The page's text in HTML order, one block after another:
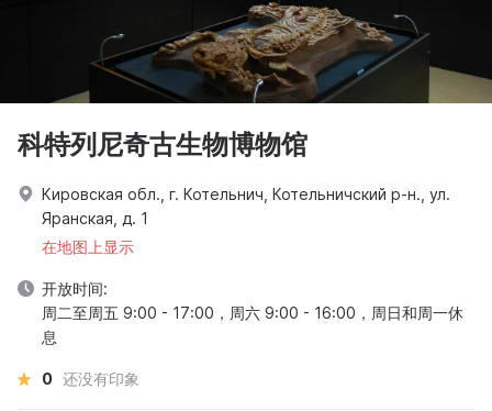
科特列尼奇古生物博物馆
Кировская обл., г. Котельнич, Котельничский р-н., ул.
Яранская, д. 1
在地图上显示
开放时间:
周二至周五 9:00 - 17:00，周六 9:00 - 16:00，周日和周一休
息
0 还没有印象